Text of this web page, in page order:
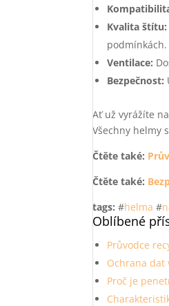
Kvalita štítu:
podmínkách.
Ventilace:
Bezpečnost:
Ať už vyrážíte
Všechny helmy
Čtěte také:
Čtěte také:
tags: #helma #
Oblíbené
Průvodce
Ochrana dat
Proč je